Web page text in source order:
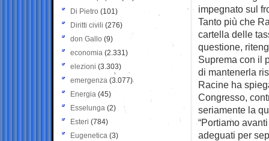
impegnato sul
Tanto più che
cartella delle
questione,
Suprema con il
di mantenerla
Racine ha
Congresso,
seriamente la
“Portiamo
adeguati per
Di Pietro (101)
Diritti civili (276)
don Gallo (9)
economia (2.331)
elezioni (3.303)
emergenza (3.077)
Energia (45)
Esselunga (2)
Esteri (784)
Eugenetica (3)